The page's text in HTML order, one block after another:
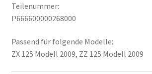
Teilenummer:
P666600000268000
Passend für folgende Modelle:
ZX 125 Modell 2009, ZZ 125 Modell 2009